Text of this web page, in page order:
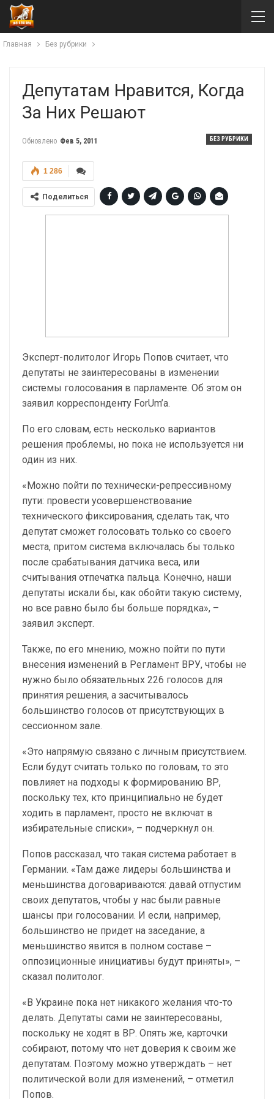
Главная Без рубрики
Депутатам Нравится, Когда
За Них Решают
БЕЗ РУБРИКИ
Обновлено Фев 5, 2011
1 286
Поделиться
Эксперт-политолог Игорь Попов считает, что
депутаты не заинтересованы в изменении
системы голосования в парламенте. Об этом он
заявил корреспонденту ForUm’а.
По его словам, есть несколько вариантов
решения проблемы, но пока не используется ни
один из них.
«Можно пойти по технически-репрессивному
пути: провести усовершенствование
технического фиксирования, сделать так, что
депутат сможет голосовать только со своего
места, притом система включалась бы только
после срабатывания датчика веса, или
считывания отпечатка пальца. Конечно, наши
депутаты искали бы, как обойти такую систему,
но все равно было бы больше порядка», –
заявил эксперт.
Также, по его мнению, можно пойти по пути
внесения изменений в Регламент ВРУ, чтобы не
нужно было обязательных 226 голосов для
принятия решения, а засчитывалось
большинство голосов от присутствующих в
сессионном зале.
«Это напрямую связано с личным присутствием.
Если будут считать только по головам, то это
повлияет на подходы к формированию ВР,
поскольку тех, кто принципиально не будет
ходить в парламент, просто не включат в
избирательные списки», – подчеркнул он.
Попов рассказал, что такая система работает в
Германии. «Там даже лидеры большинства и
меньшинства договариваются: давай отпустим
своих депутатов, чтобы у нас были равные
шансы при голосовании. И если, например,
большинство не придет на заседание, а
меньшинство явится в полном составе –
оппозиционные инициативы будут приняты», –
сказал политолог.
«В Украине пока нет никакого желания что-то
делать. Депутаты сами не заинтересованы,
поскольку не ходят в ВР. Опять же, карточки
собирают, потому что нет доверия к своим же
депутатам. Поэтому можно утверждать – нет
политической воли для изменений, – отметил
Попов.